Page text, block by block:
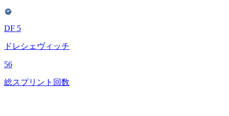
DF 5
ドレシェヴィッチ
56
総スプリント回数